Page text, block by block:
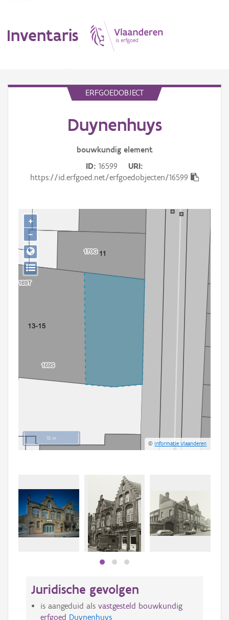
Inventaris
Gebeurtenis
Persoon of collectief
Downloads
Hergebruik
ERFGOEDOBJECT
Duynenhuys
bouwkundig element
ID 16599
URI
https://id.erfgoed.net/erfgoedobjecten/16599
10 m
©Informatie Vlaanderen
+
−
Juridische gevolgen
is aangeduid als vastgesteld bouwkundig
erfgoed Duynenhuys